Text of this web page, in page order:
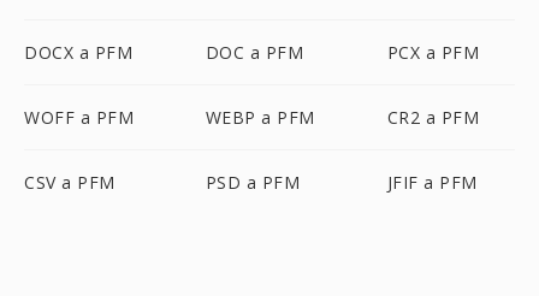
DOCX a PFM DOC a PFM PCX a PFM
WOFF a PFM WEBP a PFM CR2 a PFM
CSV a PFM PSD a PFM JFIF a PFM